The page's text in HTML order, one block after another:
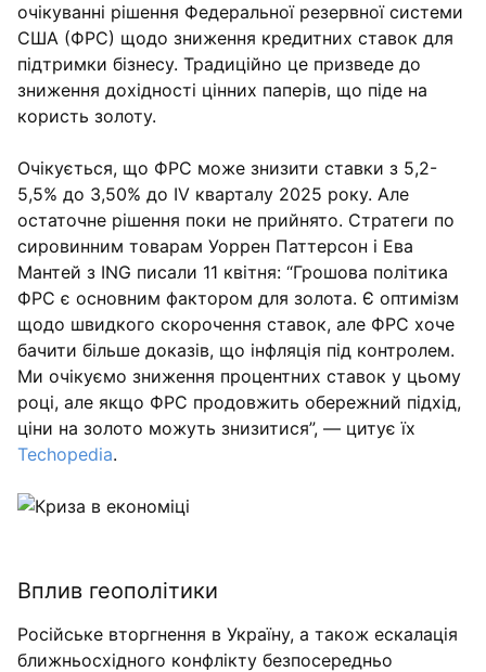
очікуванні рішення Федеральної резервної системи
США (ФРС) щодо зниження кредитних ставок для
підтримки бізнесу. Традиційно це призведе до
зниження дохідності цінних паперів, що піде на
користь золоту.
Очікується, що ФРС може знизити ставки з 5,2-
5,5% до 3,50% до IV кварталу 2025 року. Але
остаточне рішення поки не прийнято. Стратеги по
сировинним товарам Уоррен Паттерсон і Ева
Мантей з ING писали 11 квітня: “Грошова політика
ФРС є основним фактором для золота. Є оптимізм
щодо швидкого скорочення ставок, але ФРС хоче
бачити більше доказів, що інфляція під контролем.
Ми очікуємо зниження процентних ставок у цьому
році, але якщо ФРС продовжить обережний підхід,
ціни на золото можуть знизитися”, — цитує їх
Techopedia.
Вплив геополітики
Російське вторгнення в Україну, а також ескалація
ближньосхідного конфлікту безпосередньо